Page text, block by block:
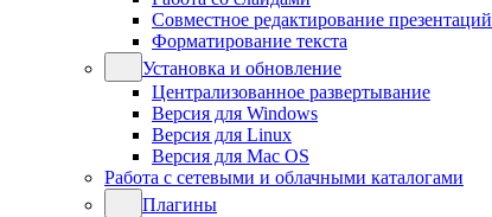
Совместное редактирование презентаций
Форматирование текста
Установка и обновление
Централизованное развертывание
Версия для Windows
Версия для Linux
Версия для Mac OS
Работа с сетевыми и облачными каталогами
Плагины